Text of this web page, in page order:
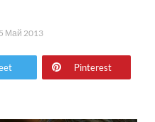
Май 2013
Pinterest